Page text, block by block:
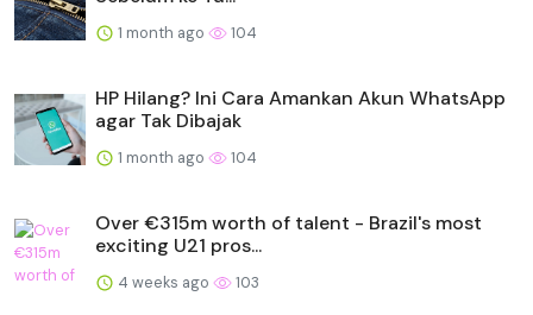
1 month ago 104
HP Hilang? Ini Cara Amankan Akun WhatsApp
agar Tak Dibajak
1 month ago 104
Over €315m worth of talent - Brazil's most
exciting U21 pros...
4 weeks ago 103